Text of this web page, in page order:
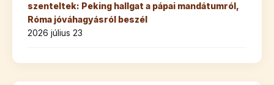
szenteltek: Peking hallgat a pápai mandátumról,
Róma jóváhagyásról beszél
2026 július 23